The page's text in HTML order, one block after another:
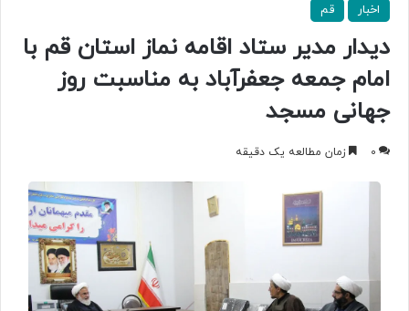
اخبار قم
دیدار مدیر ستاد اقامه نماز استان قم با
امام جمعه جعفرآباد به مناسبت روز
جهانی مسجد
0 زمان مطالعه یک دقیقه